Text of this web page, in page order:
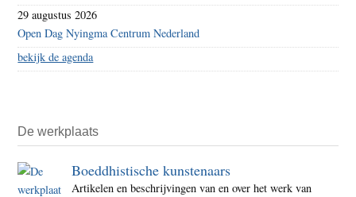
29 augustus 2026
Open Dag Nyingma Centrum Nederland
bekijk de agenda
De werkplaats
Boeddhistische kunstenaars
Artikelen en beschrijvingen van en over het werk van